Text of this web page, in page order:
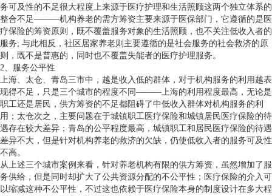
务可及性的不足很大程度上来源于医疗护理和生活照顾这两个独立体系的
整合不足———机构养老的需方筹资主要来源于医保部门，它遵循的是医
疗保险的筹资原则，既不覆盖服务对象的生活照顾，也不关注低收入者的
服务; 与此相反，社区居家养老则主要遵循的是社会服务的社会救济的原
则，既不是普惠的，同时也不覆盖失能者的医疗护理服务。
2、服务公平性
上海、太仓、青岛三市中，越是收入低的群体，对于机构服务的利用越表
现得不足，只是三个城市的程度不同———上海的利用程度最高，无论是
职工还是居民，供方筹资的不足都阻碍了中低收入群体对机构服务的利
用；太仓次之，主要问题在于城镇职工医疗保险和城镇居民医疗保险的待
遇存在较大差异；青岛的公平程度最高，城镇职工和居民医疗保险的待遇
差异不大，但是针对机构养老的救济的欠缺，仍使低收入者的服务可及性
不高。
从上述三个城市案例来看，针对养老机构有限的供方筹资，虽然增加了服
务供给，但是同时却扩大了公共资源分配的不公平性；医疗保险的介入可
以缩减这种不公平性，不过这也依赖于医疗保险本身的制度设计在多大程